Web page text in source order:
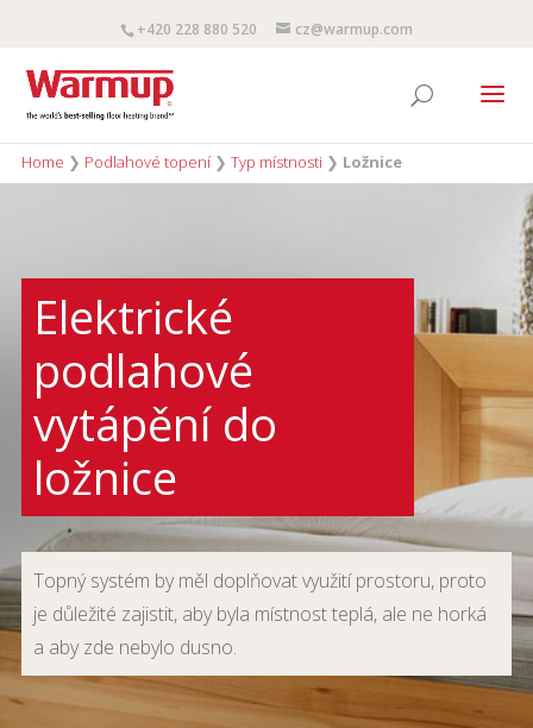
+420 228 880 520 cz@warmup.com
Home ❯ Podlahové topení❯ Typ místnosti ❯ Ložnice
Elektrické
podlahové
vytápění do
ložnice
Topný systém by měl doplňovat využití prostoru, proto
je důležité zajistit, aby byla místnost teplá, ale ne horká
a aby zde nebylo dusno.